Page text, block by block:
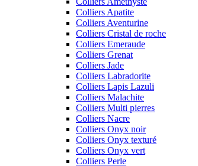
Colliers Apatite
Colliers Aventurine
Colliers Cristal de roche
Colliers Emeraude
Colliers Grenat
Colliers Jade
Colliers Labradorite
Colliers Lapis Lazuli
Colliers Malachite
Colliers Multi pierres
Colliers Nacre
Colliers Onyx noir
Colliers Onyx texturé
Colliers Onyx vert
Colliers Perle